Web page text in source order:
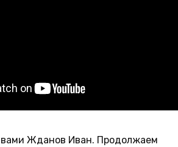
Жданов Иван. Продолжаем